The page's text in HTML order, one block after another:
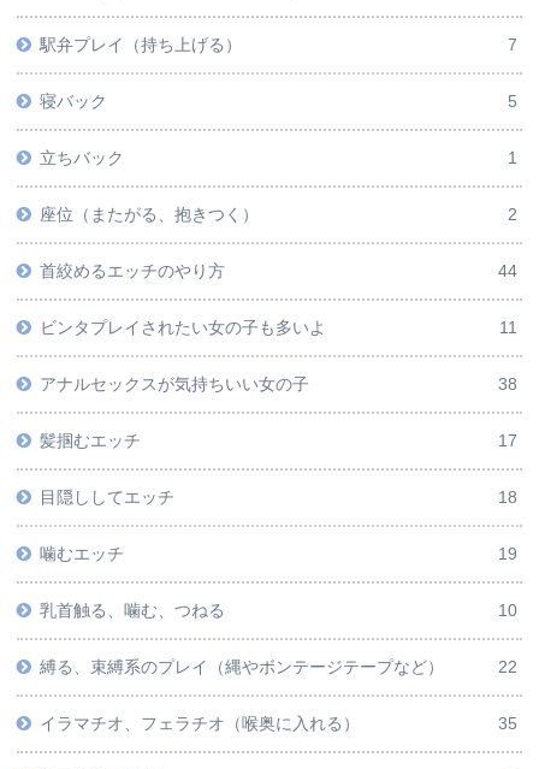
駅弁プレイ（持ち上げる） 7
寝バック 5
立ちバック 1
座位（またがる、抱きつく） 2
首絞めるエッチのやり方 44
ビンタプレイされたい女の子も多いよ 11
アナルセックスが気持ちいい女の子 38
髪掴むエッチ 17
目隠ししてエッチ 18
噛むエッチ 19
乳首触る、噛む、つねる 10
縛る、束縛系のプレイ（縄やボンテージテープなど） 22
イラマチオ、フェラチオ（喉奥に入れる） 35